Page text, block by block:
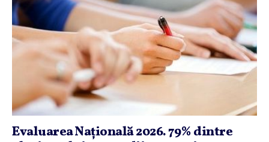
Evaluarea Naţională 2026. 79% dintre